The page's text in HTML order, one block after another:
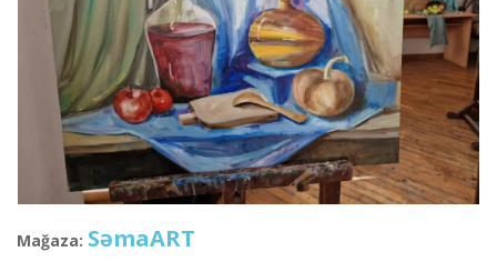
Mağaza: SəmaART